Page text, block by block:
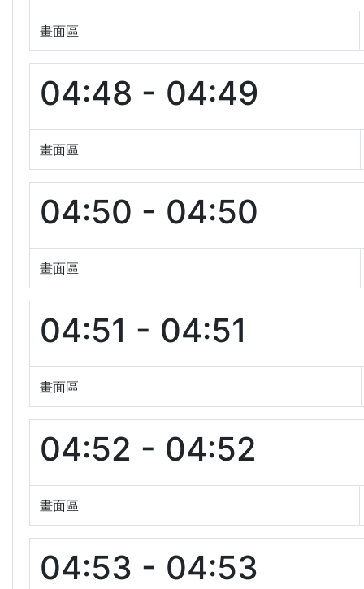
畫面區
04:48 - 04:49
畫面區
04:50 - 04:50
畫面區
04:51 - 04:51
畫面區
04:52 - 04:52
畫面區
04:53 - 04:53